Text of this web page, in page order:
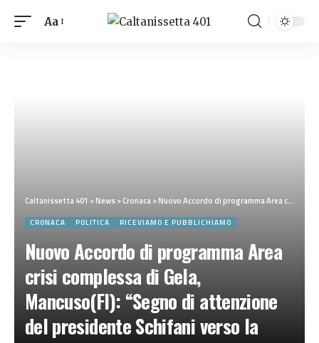
Aa
Caltanissetta 401 >News>Cronaca>Nuovo Accordo di programma Area crisi complessa di Gela, Mancuso(FI): “Segno di attenzione del presidente Schifani verso la città”
CRONACA POLITICA RICEVIAMO E PUBBLICHIAMO
Nuovo Accordo di programma Area
crisi complessa di Gela,
Mancuso(FI): “Segno di attenzione
del presidente Schifani verso la